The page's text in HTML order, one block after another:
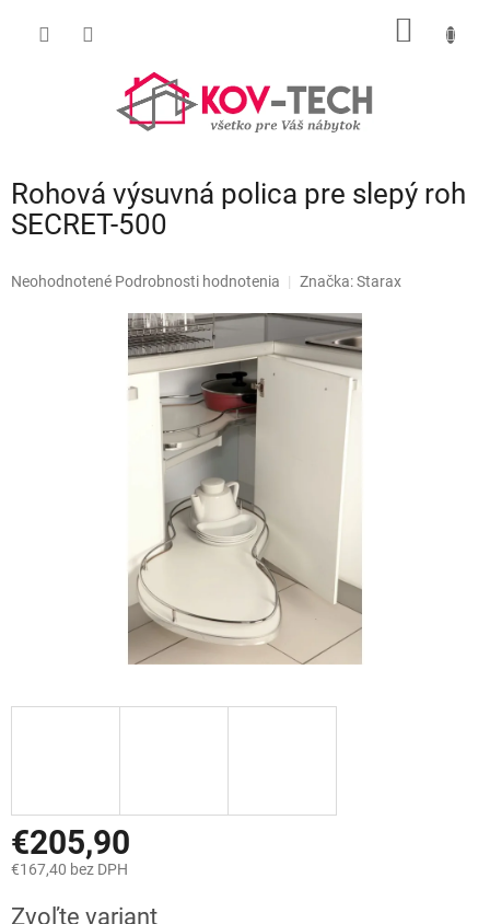
Rohová výsuvná polica pre slepý roh
SECRET-500
Priemerné
Neohodnotené Podrobnosti hodnotenia Značka:Starax
€205,90
€167,40 bez DPH
Zvoľte variant